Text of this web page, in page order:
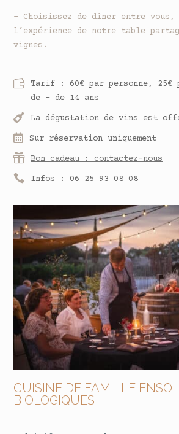
– Choisissez de dîner entre
l’expérience de notre table
vignes.

Tarif : 60€ par personne, 25€
de - de 14 ans
 La dégustation de vins est
 Sur réservation uniquement
 Bon cadeau : contactez-nous
 Infos : 06 25 93 08 08
CUISINE DE FAMILLE
BIOLOGIQUES